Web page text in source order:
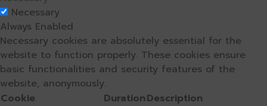
Necessary
Always Enabled
Necessary cookies are absolutely essential for the
website to function properly. These cookies ensure
basic functionalities and security features of the
website, anonymously.
Cookie
DurationDescription